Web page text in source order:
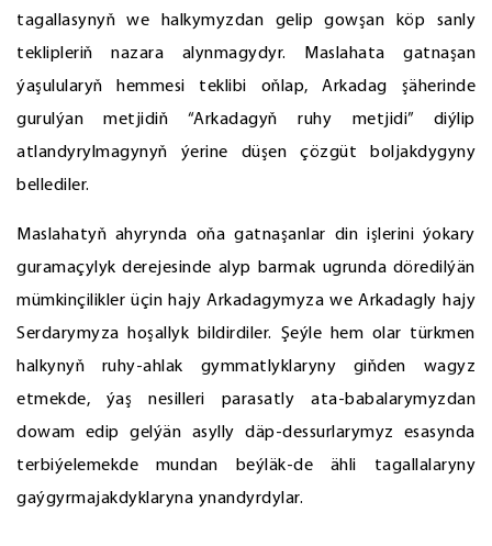
tagallasynyň we halkymyzdan gelip gowşan köp sanly
teklipleriň nazara alynmagydyr. Maslahata gatnaşan
ýaşulularyň hemmesi teklibi oňlap, Arkadag şäherinde
gurulýan metjidiň “Arkadagyň ruhy metjidi” diýlip
atlandyrylmagynyň ýerine düşen çözgüt boljakdygyny
bellediler.
Maslahatyň ahyrynda oňa gatnaşanlar din işlerini ýokary
guramaçylyk derejesinde alyp barmak ugrunda döredilýän
mümkinçilikler üçin hajy Arkadagymyza we Arkadagly hajy
Serdarymyza hoşallyk bildirdiler. Şeýle hem olar türkmen
halkynyň ruhy-ahlak gymmatlyklaryny giňden wagyz
etmekde, ýaş nesilleri parasatly ata-babalarymyzdan
dowam edip gelýän asylly däp-dessurlarymyz esasynda
terbiýelemekde mundan beýläk-de ähli tagallalaryny
gaýgyrmajakdyklaryna ynandyrdylar.